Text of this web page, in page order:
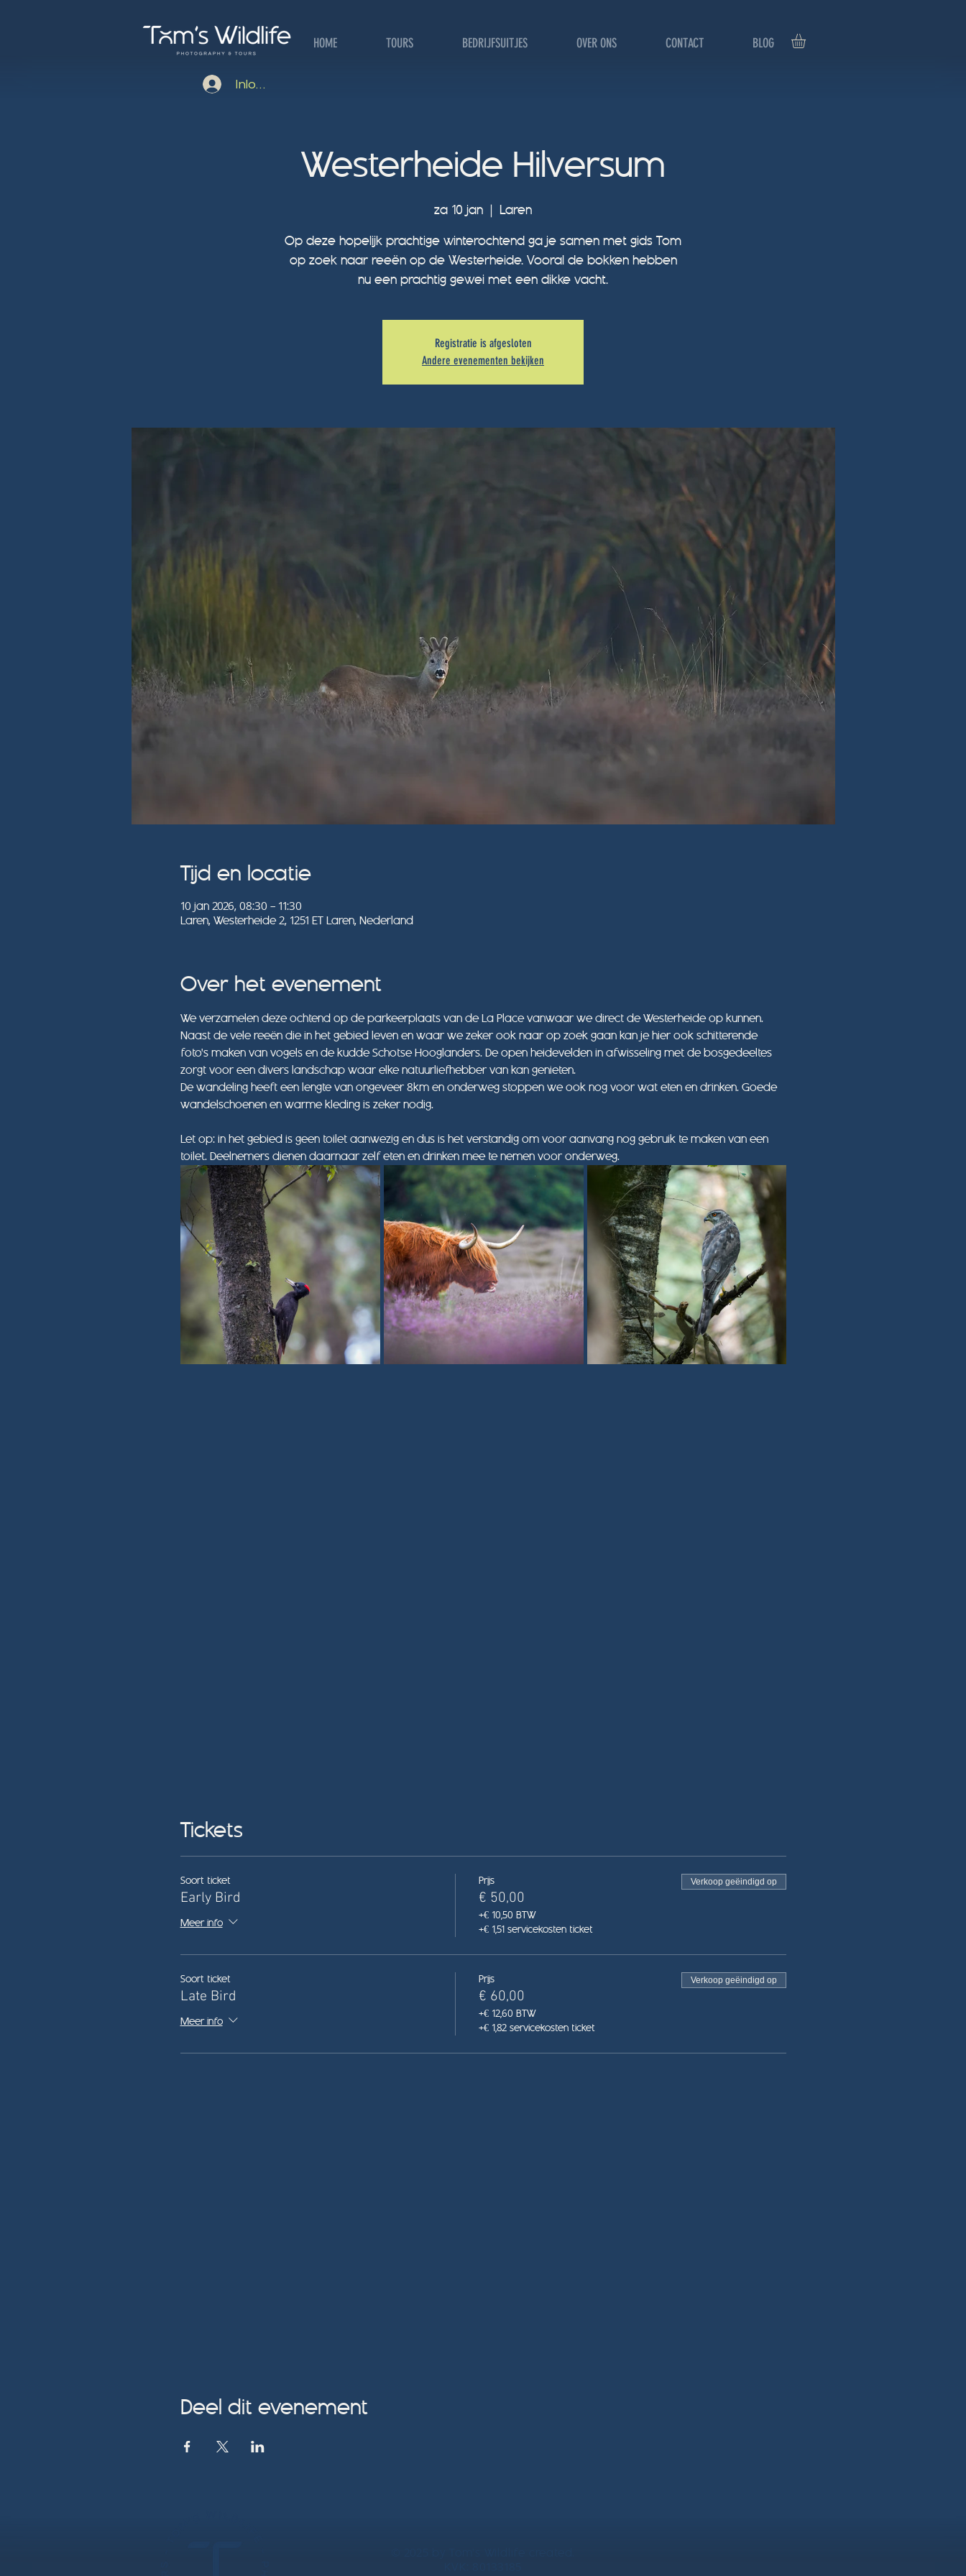
HOME TOURS BEDRIJFSUITJES OVER ONS CONTACT BLOG
Inloggen
Westerheide Hilversum
za 10 jan
  |
Laren
Op deze hopelijk prachtige winterochtend ga je samen met gids Tom
op zoek naar reeën op de Westerheide. Vooral de bokken hebben
nu een prachtig gewei met een dikke vacht.
Registratie is afgesloten
Andere evenementen bekijken
Tijd en locatie
10 jan 2026, 08:30 – 11:30
Laren, Westerheide 2, 1251 ET Laren, Nederland
Over het evenement
We verzamelen deze ochtend op de parkeerplaats van de La Place vanwaar we direct de Westerheide op kunnen.
Naast de vele reeën die in het gebied leven en waar we zeker ook naar op zoek gaan kan je hier ook schitterende
foto's maken van vogels en de kudde Schotse Hooglanders. De open heidevelden in afwisseling met de bosgedeeltes
zorgt voor een divers landschap waar elke natuurliefhebber van kan genieten.
De wandeling heeft een lengte van ongeveer 8km en onderweg stoppen we ook nog voor wat eten en drinken. Goede
wandelschoenen en warme kleding is zeker nodig.
Let op: in het gebied is geen toilet aanwezig en dus is het verstandig om voor aanvang nog gebruik te maken van een
toilet. Deelnemers dienen daarnaar zelf eten en drinken mee te nemen voor onderweg.
Tickets
Soort ticket
Early Bird
Meer info
Prijs
€ 50,00
+€ 10,50 BTW
+€ 1,51 servicekosten ticket
Verkoop geëindigd op
Soort ticket
Late Bird
Meer info
Prijs
€ 60,00
+€ 12,60 BTW
+€ 1,82 servicekosten ticket
Verkoop geëindigd op
Deel dit evenement